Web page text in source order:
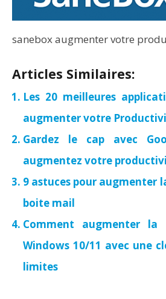
sanebox augmenter votre
Articles Similaires:
Les 20 meilleures
augmenter votre
Gardez le cap avec
augmentez votre
9 astuces pour augmenter
boite mail
Comment augmenter la
Windows 10/11 avec une
limites